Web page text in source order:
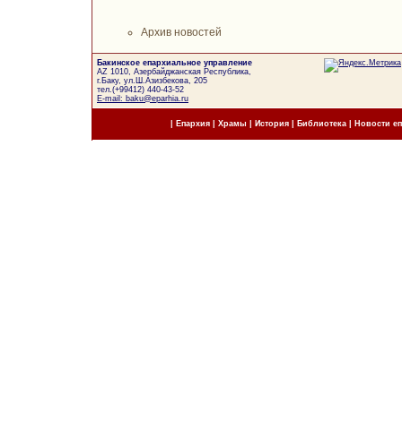
Архив новостей
Бакинское епархиальное управление
AZ 1010, Азербайджанская Республика,
г.Баку, ул.Ш.Азизбекова, 205
тел.(+99412) 440-43-52
E-mail: baku@eparhia.ru
Епархия| Храмы История| Библиотека Новости